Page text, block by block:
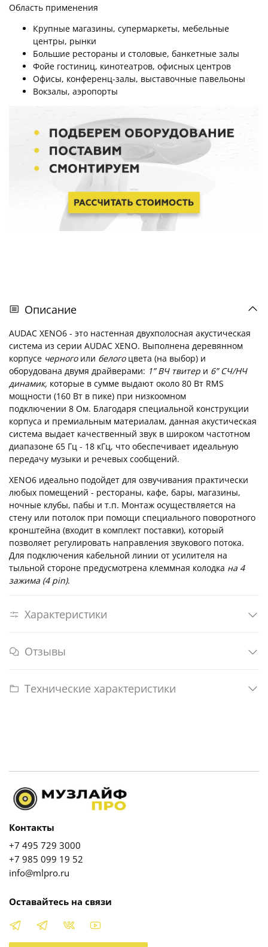
Область применения
Крупные магазины, супермаркеты, мебельные
центры, рынки
Большие рестораны и столовые, банкетные залы
Фойе гостиниц, кинотеатров, офисных центров
Офисы, конференц-залы, выставочные павельоны
Вокзалы, аэропорты
Описание
AUDAC XENO6 - это настенная двухполосная акустическая
система из серии AUDAC XENO. Выполнена деревянном
корпусе черного или белого цвета (на выбор) и
оборудована двумя драйверами: 1” ВЧ твитер и 6” СЧ/НЧ
динамик, которые в сумме выдают около 80 Вт RMS
мощности (160 Вт в пике) при низкоомном
подключении 8 Ом. Благодаря специальной конструкции
корпуса и премиальным материалам, данная акустическая
система выдает качественный звук в широком частотном
диапазоне 65 Гц - 18 кГц, что обеспечивает идеальную
передачу музыки и речевых сообщений.
XENO6 идеально подойдет для озвучивания практически
любых помещений - рестораны, кафе, бары, магазины,
ночные клубы, пабы и т.п. Монтаж осуществляется на
стену или потолок при помощи специального поворотного
кронштейна (входит в комплект поставки), который
позволяет регулировать направления звукового потока.
Для подключения кабельной линии от усилителя на
тыльной стороне предусмотрена клеммная колодка на 4
зажима (4 pin).
Характеристики
Отзывы
Технические характеристики
Контакты
+7 495 729 3000
+7 985 099 19 52
info@mlpro.ru
Оставайтесь на связи